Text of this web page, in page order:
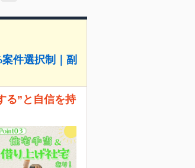
件選択制｜副
る”と自信を持